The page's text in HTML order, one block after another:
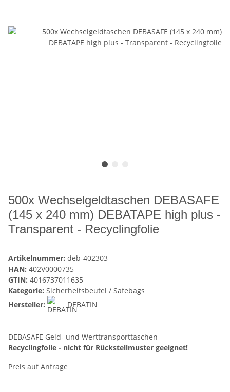
500x Wechselgeldtaschen DEBASAFE
(145 x 240 mm) DEBATAPE high plus -
Transparent - Recyclingfolie
Artikelnummer: deb-402303
HAN: 402V0000735
GTIN: 4016737011635
Kategorie: Sicherheitsbeutel / Safebags
Hersteller:
DEBATIN
DEBASAFE Geld- und Werttransporttaschen
Recyclingfolie - nicht für Rückstellmuster geeignet!
Preis auf Anfrage